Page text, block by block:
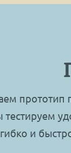
прототип
и